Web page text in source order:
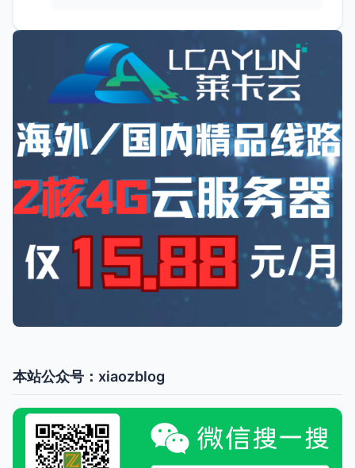
本站公众号：xiaozblog